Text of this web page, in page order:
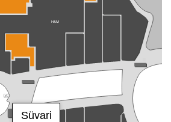
Süvari
H&M